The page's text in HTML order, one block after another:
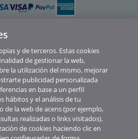
de privacidad
Cookies
Contacto
Soporte
Aviso legal
Denuncias y Consultas
y de terceros. Estas cookies
de gestionar la web,
la utilización del mismo, mejorar
publicidad personalizada
en base a un perfil
hábitos y el análisis de tu
la web de acens (por ejemplo,
realizadas o links visitados).
de cookies haciendo clic en